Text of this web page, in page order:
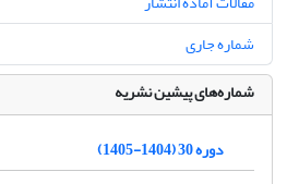
شماره جاری
شماره‌های پیشین نشریه
دوره 30 (1404-1405)